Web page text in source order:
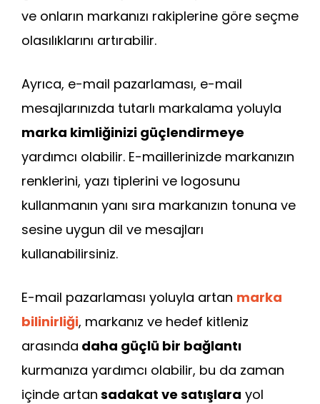
ve onların markanızı rakiplerine göre seçme
olasılıklarını artırabilir.
Ayrıca, e-mail pazarlaması, e-mail
mesajlarınızda tutarlı markalama yoluyla
marka kimliğinizi güçlendirmeye
yardımcı olabilir. E-maillerinizde markanızın
renklerini, yazı tiplerini ve logosunu
kullanmanın yanı sıra markanızın tonuna ve
sesine uygun dil ve mesajları
kullanabilirsiniz.
E-mail pazarlaması yoluyla artan marka
bilinirliği, markanız ve hedef kitleniz
arasında daha güçlü bir bağlantı
kurmanıza yardımcı olabilir, bu da zaman
içinde artan sadakat ve satışlara yol